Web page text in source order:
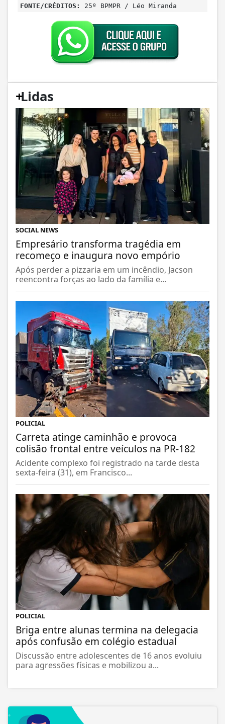
FONTE/CRÉDITOS: 25º BPMPR / Léo Miranda
+
Lidas
SOCIAL NEWS
Empresário transforma tragédia em
recomeço e inaugura novo empório
Após perder a pizzaria em um incêndio, Jacson
reencontra forças ao lado da família e...
POLICIAL
Carreta atinge caminhão e provoca
colisão frontal entre veículos na PR-182
Acidente complexo foi registrado na tarde desta
sexta-feira (31), em Francisco...
POLICIAL
Briga entre alunas termina na delegacia
após confusão em colégio estadual
Discussão entre adolescentes de 16 anos evoluiu
para agressões físicas e mobilizou a...